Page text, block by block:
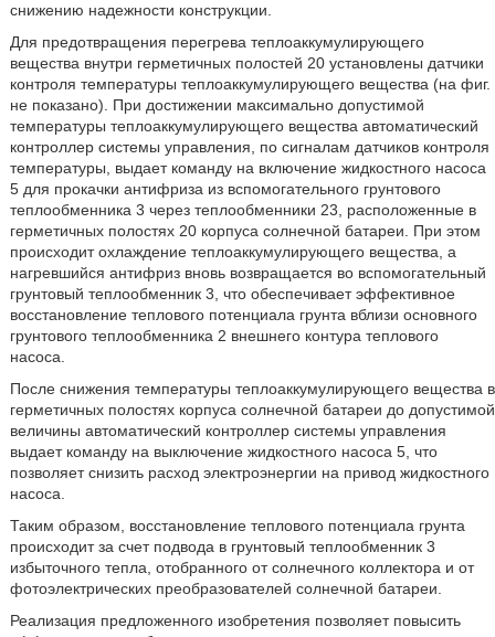
снижению надежности конструкции.
Для предотвращения перегрева теплоаккумулирующего
вещества внутри герметичных полостей 20 установлены датчики
контроля температуры теплоаккумулирующего вещества (на фиг.
не показано). При достижении максимально допустимой
температуры теплоаккумулирующего вещества автоматический
контроллер системы управления, по сигналам датчиков контроля
температуры, выдает команду на включение жидкостного насоса
5 для прокачки антифриза из вспомогательного грунтового
теплообменника 3 через теплообменники 23, расположенные в
герметичных полостях 20 корпуса солнечной батареи. При этом
происходит охлаждение теплоаккумулирующего вещества, а
нагревшийся антифриз вновь возвращается во вспомогательный
грунтовый теплообменник 3, что обеспечивает эффективное
восстановление теплового потенциала грунта вблизи основного
грунтового теплообменника 2 внешнего контура теплового
насоса.
После снижения температуры теплоаккумулирующего вещества в
герметичных полостях корпуса солнечной батареи до допустимой
величины автоматический контроллер системы управления
выдает команду на выключение жидкостного насоса 5, что
позволяет снизить расход электроэнергии на привод жидкостного
насоса.
Таким образом, восстановление теплового потенциала грунта
происходит за счет подвода в грунтовый теплообменник 3
избыточного тепла, отобранного от солнечного коллектора и от
фотоэлектрических преобразователей солнечной батареи.
Реализация предложенного изобретения позволяет повысить